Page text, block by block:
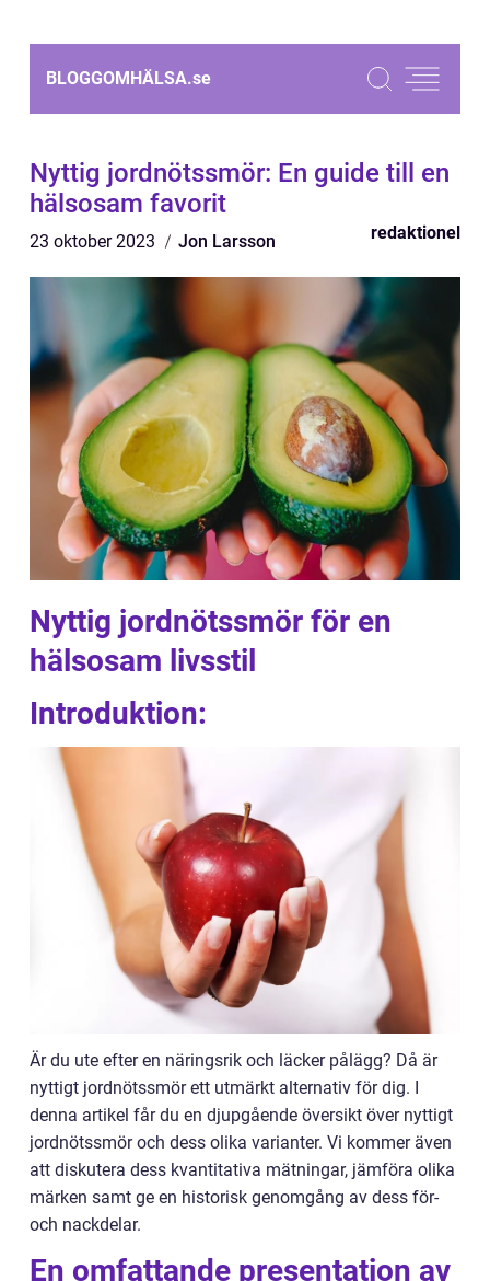
BLOGGOMHÄLSA.se
Nyttig jordnötssmör: En guide till en
hälsosam favorit
23 oktober 2023 Jon Larsson redaktionel
Nyttig jordnötssmör för en
hälsosam livsstil
Introduktion:
Är du ute efter en näringsrik och läcker pålägg? Då är
nyttigt jordnötssmör ett utmärkt alternativ för dig. I
denna artikel får du en djupgående översikt över nyttigt
jordnötssmör och dess olika varianter. Vi kommer även
att diskutera dess kvantitativa mätningar, jämföra olika
märken samt ge en historisk genomgång av dess för-
och nackdelar.
En omfattande presentation av